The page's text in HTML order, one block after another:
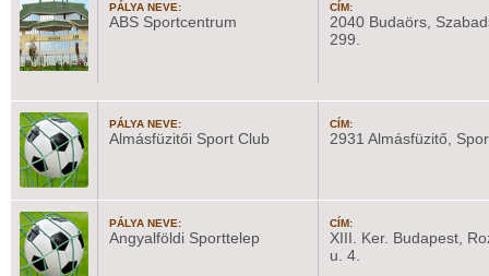
PÁLYA NEVE:
ABS Sportcentrum
CÍM:
2040 Budaörs,
299.
PÁLYA NEVE:
Almásfüzitői Sport Club
CÍM:
2931 Almásfüzitő,
PÁLYA NEVE:
Angyalföldi Sporttelep
CÍM:
XIII. Ker. Budapest,
u. 4.